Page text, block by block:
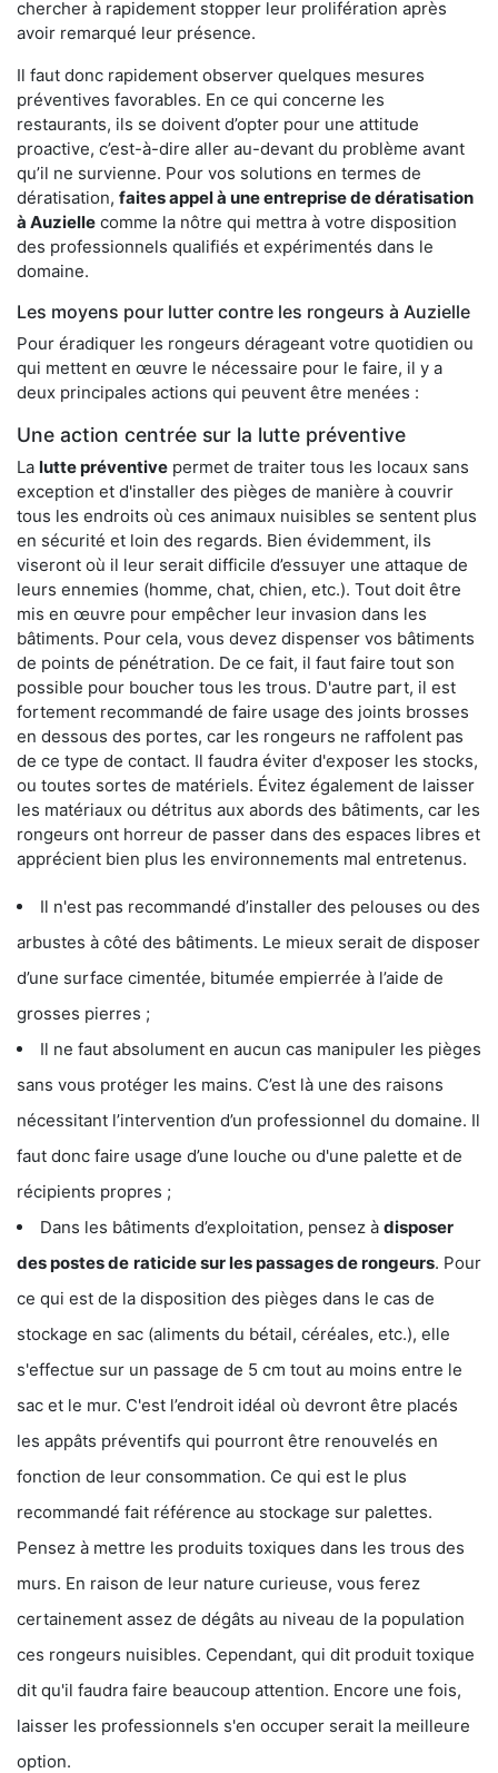
chercher à rapidement stopper leur prolifération après
avoir remarqué leur présence.
Il faut donc rapidement observer quelques mesures
préventives favorables. En ce qui concerne les
restaurants, ils se doivent d’opter pour une attitude
proactive, c’est-à-dire aller au-devant du problème avant
qu’il ne survienne. Pour vos solutions en termes de
dératisation, faites appel à une entreprise de dératisation
à Auzielle comme la nôtre qui mettra à votre disposition
des professionnels qualifiés et expérimentés dans le
domaine.
Les moyens pour lutter contre les rongeurs à Auzielle
Pour éradiquer les rongeurs dérageant votre quotidien ou
qui mettent en œuvre le nécessaire pour le faire, il y a
deux principales actions qui peuvent être menées :
Une action centrée sur la lutte préventive
La lutte préventive permet de traiter tous les locaux sans
exception et d'installer des pièges de manière à couvrir
tous les endroits où ces animaux nuisibles se sentent plus
en sécurité et loin des regards. Bien évidemment, ils
viseront où il leur serait difficile d’essuyer une attaque de
leurs ennemies (homme, chat, chien, etc.). Tout doit être
mis en œuvre pour empêcher leur invasion dans les
bâtiments. Pour cela, vous devez dispenser vos bâtiments
de points de pénétration. De ce fait, il faut faire tout son
possible pour boucher tous les trous. D'autre part, il est
fortement recommandé de faire usage des joints brosses
en dessous des portes, car les rongeurs ne raffolent pas
de ce type de contact. Il faudra éviter d'exposer les stocks,
ou toutes sortes de matériels. Évitez également de laisser
les matériaux ou détritus aux abords des bâtiments, car les
rongeurs ont horreur de passer dans des espaces libres et
apprécient bien plus les environnements mal entretenus.
Il n'est pas recommandé d’installer des pelouses ou des
arbustes à côté des bâtiments. Le mieux serait de disposer
d’une surface cimentée, bitumée empierrée à l’aide de
grosses pierres ;
Il ne faut absolument en aucun cas manipuler les pièges
sans vous protéger les mains. C’est là une des raisons
nécessitant l’intervention d’un professionnel du domaine. Il
faut donc faire usage d’une louche ou d'une palette et de
récipients propres ;
Dans les bâtiments d’exploitation, pensez à disposer
des postes de raticide sur les passages de rongeurs. Pour
ce qui est de la disposition des pièges dans le cas de
stockage en sac (aliments du bétail, céréales, etc.), elle
s'effectue sur un passage de 5 cm tout au moins entre le
sac et le mur. C'est l’endroit idéal où devront être placés
les appâts préventifs qui pourront être renouvelés en
fonction de leur consommation. Ce qui est le plus
recommandé fait référence au stockage sur palettes.
Pensez à mettre les produits toxiques dans les trous des
murs. En raison de leur nature curieuse, vous ferez
certainement assez de dégâts au niveau de la population
ces rongeurs nuisibles. Cependant, qui dit produit toxique
dit qu'il faudra faire beaucoup attention. Encore une fois,
laisser les professionnels s'en occuper serait la meilleure
option.